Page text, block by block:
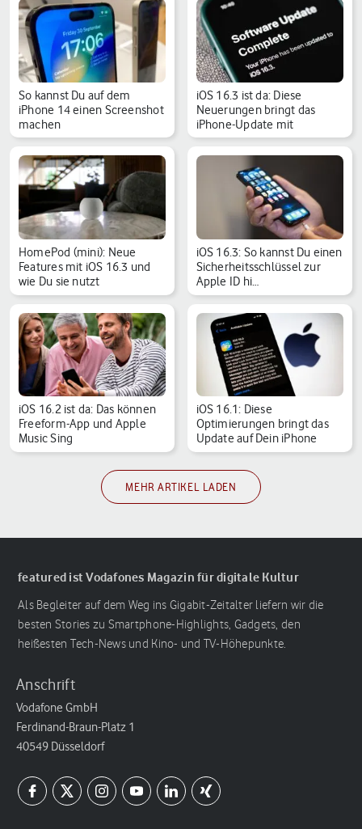
So kannst Du auf dem
iPhone 14 einen Screenshot
machen
iOS 16.3 ist da: Diese
Neuerungen bringt das
iPhone-Update mit
HomePod (mini): Neue
Features mit iOS 16.3 und
wie Du sie nutzt
iOS 16.3: So kannst Du einen
Sicherheitsschlüssel zur
Apple ID hi…
iOS 16.2 ist da: Das können
Freeform-App und Apple
Music Sing
iOS 16.1: Diese
Optimierungen bringt das
Update auf Dein iPhone
MEHR ARTIKEL LADEN
featured ist Vodafones Magazin für digitale Kultur
Als Begleiter auf dem Weg ins Gigabit-Zeitalter liefern wir die
besten Stories zu Smartphone-Highlights, Gadgets, den
heißesten Tech-News und Kino- und TV-Höhepunkte.
Anschrift
Vodafone GmbH
Ferdinand-Braun-Platz 1
40549 Düsseldorf